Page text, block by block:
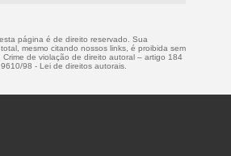
página é de direito reservado. Sua
mesmo citando nossos links, é proibida sem
de violação de direito autoral – artigo 184
98 - Lei de direitos autorais